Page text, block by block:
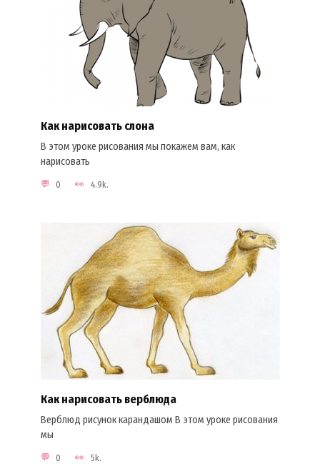
Как нарисовать слона
В этом уроке рисования мы покажем вам, как
нарисовать
0 4.9k.
Как нарисовать верблюда
Верблюд рисунок карандашом В этом уроке рисования
мы
0 5k.